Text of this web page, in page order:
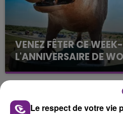
VENEZ FÊTER CE
L'ANNIVERSAIRE DE
Ce samedi 8 août sera un
l'anniversaire du plus gros
Une fête est donc
conviés !
TITRES DIFFUSÉS
Le respect de votre vie